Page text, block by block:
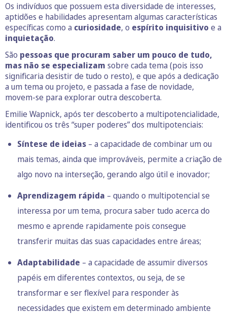
Os indivíduos que possuem esta diversidade de interesses,
aptidões e habilidades apresentam algumas características
específicas como a curiosidade, o espírito inquisitivo e a
inquietação.
São pessoas que procuram saber um pouco de tudo,
mas não se especializam sobre cada tema (pois isso
significaria desistir de tudo o resto), e que após a dedicação
a um tema ou projeto, e passada a fase de novidade,
movem-se para explorar outra descoberta.
Emilie Wapnick, após ter descoberto a multipotencialidade,
identificou os três “super poderes” dos multipotenciais:
Síntese de ideias – a capacidade de combinar um ou
mais temas, ainda que improváveis, permite a criação de
algo novo na interseção, gerando algo útil e inovador;
Aprendizagem rápida – quando o multipotencial se
interessa por um tema, procura saber tudo acerca do
mesmo e aprende rapidamente pois consegue
transferir muitas das suas capacidades entre áreas;
Adaptabilidade – a capacidade de assumir diversos
papéis em diferentes contextos, ou seja, de se
transformar e ser flexível para responder às
necessidades que existem em determinado ambiente